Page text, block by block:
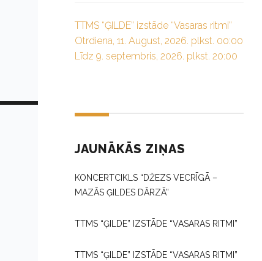
TTMS “ĢILDE” izstāde “Vasaras ritmi”
Otrdiena, 11. August, 2026. plkst. 00:00
Līdz 9. septembris, 2026. plkst. 20:00
JAUNĀKĀS ZIŅAS
KONCERTCIKLS “DŽEZS VECRĪGĀ –
MAZĀS ĢILDES DĀRZĀ”
TTMS “ĢILDE” IZSTĀDE “VASARAS RITMI”
TTMS “ĢILDE” IZSTĀDE “VASARAS RITMI”